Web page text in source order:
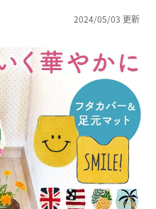
2024/05/03 更新